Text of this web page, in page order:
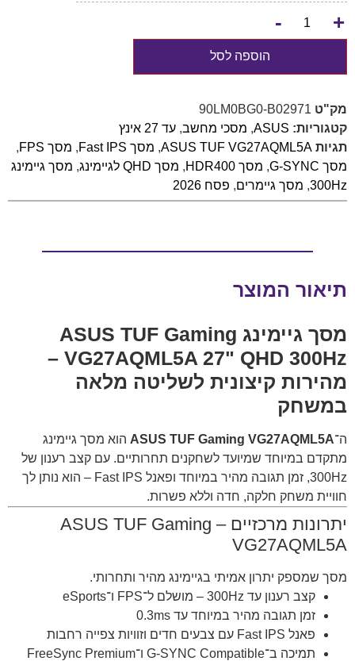
+
-
הוספה לסל
מק"ט 90LM0BG0-B02971
קטגוריות: ASUS
, מסכי מחשב, עד 27 אינץ
תגיות ASUS TUF VG27AQML5A
, מסך Fast IPS , מסך FPS
,
מסך G-SYNC
, מסך HDR400 , מסך QHD לגיימינג , מסך גיימינג
300Hz
, מסך גיימרים, פסח 2026
תיאור המוצר
מסך גיימינג ASUS TUF Gaming
VG27AQML5A 27" QHD 300Hz –
מהירות קיצונית לשליטה מלאה
במשחק
ה־ASUS TUF Gaming VG27AQML5A הוא מסך גיימינג
מתקדם במיוחד שמיועד לשחקנים תחרותיים. עם קצב רענון של
300Hz, זמן תגובה מהיר במיוחד ופאנל Fast IPS – הוא נותן לך
חוויית משחק חלקה, חדה וללא פשרות.
יתרונות מרכזיים – ASUS TUF Gaming
VG27AQML5A
מסך שמספק יתרון אמיתי בגיימינג מהיר ותחרותי.
קצב רענון עד 300Hz – מושלם ל־FPS ו־eSports
זמן תגובה מהיר במיוחד עד 0.3ms
פאנל Fast IPS עם צבעים חדים וזוויות צפייה רחבות
תמיכה ב־G-SYNC Compatible ו־FreeSync Premium